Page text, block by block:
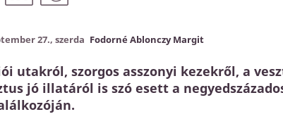
27., szerda Fodorné Ablonczy Margit
utakról, szorgos asszonyi kezekről, a
jó illatáról is szó esett a